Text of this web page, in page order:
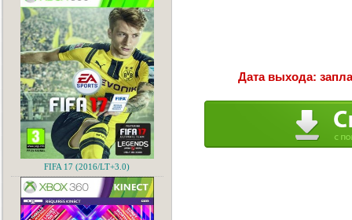
Дата выхода:
FIFA 17 (2016/LT+3.0)